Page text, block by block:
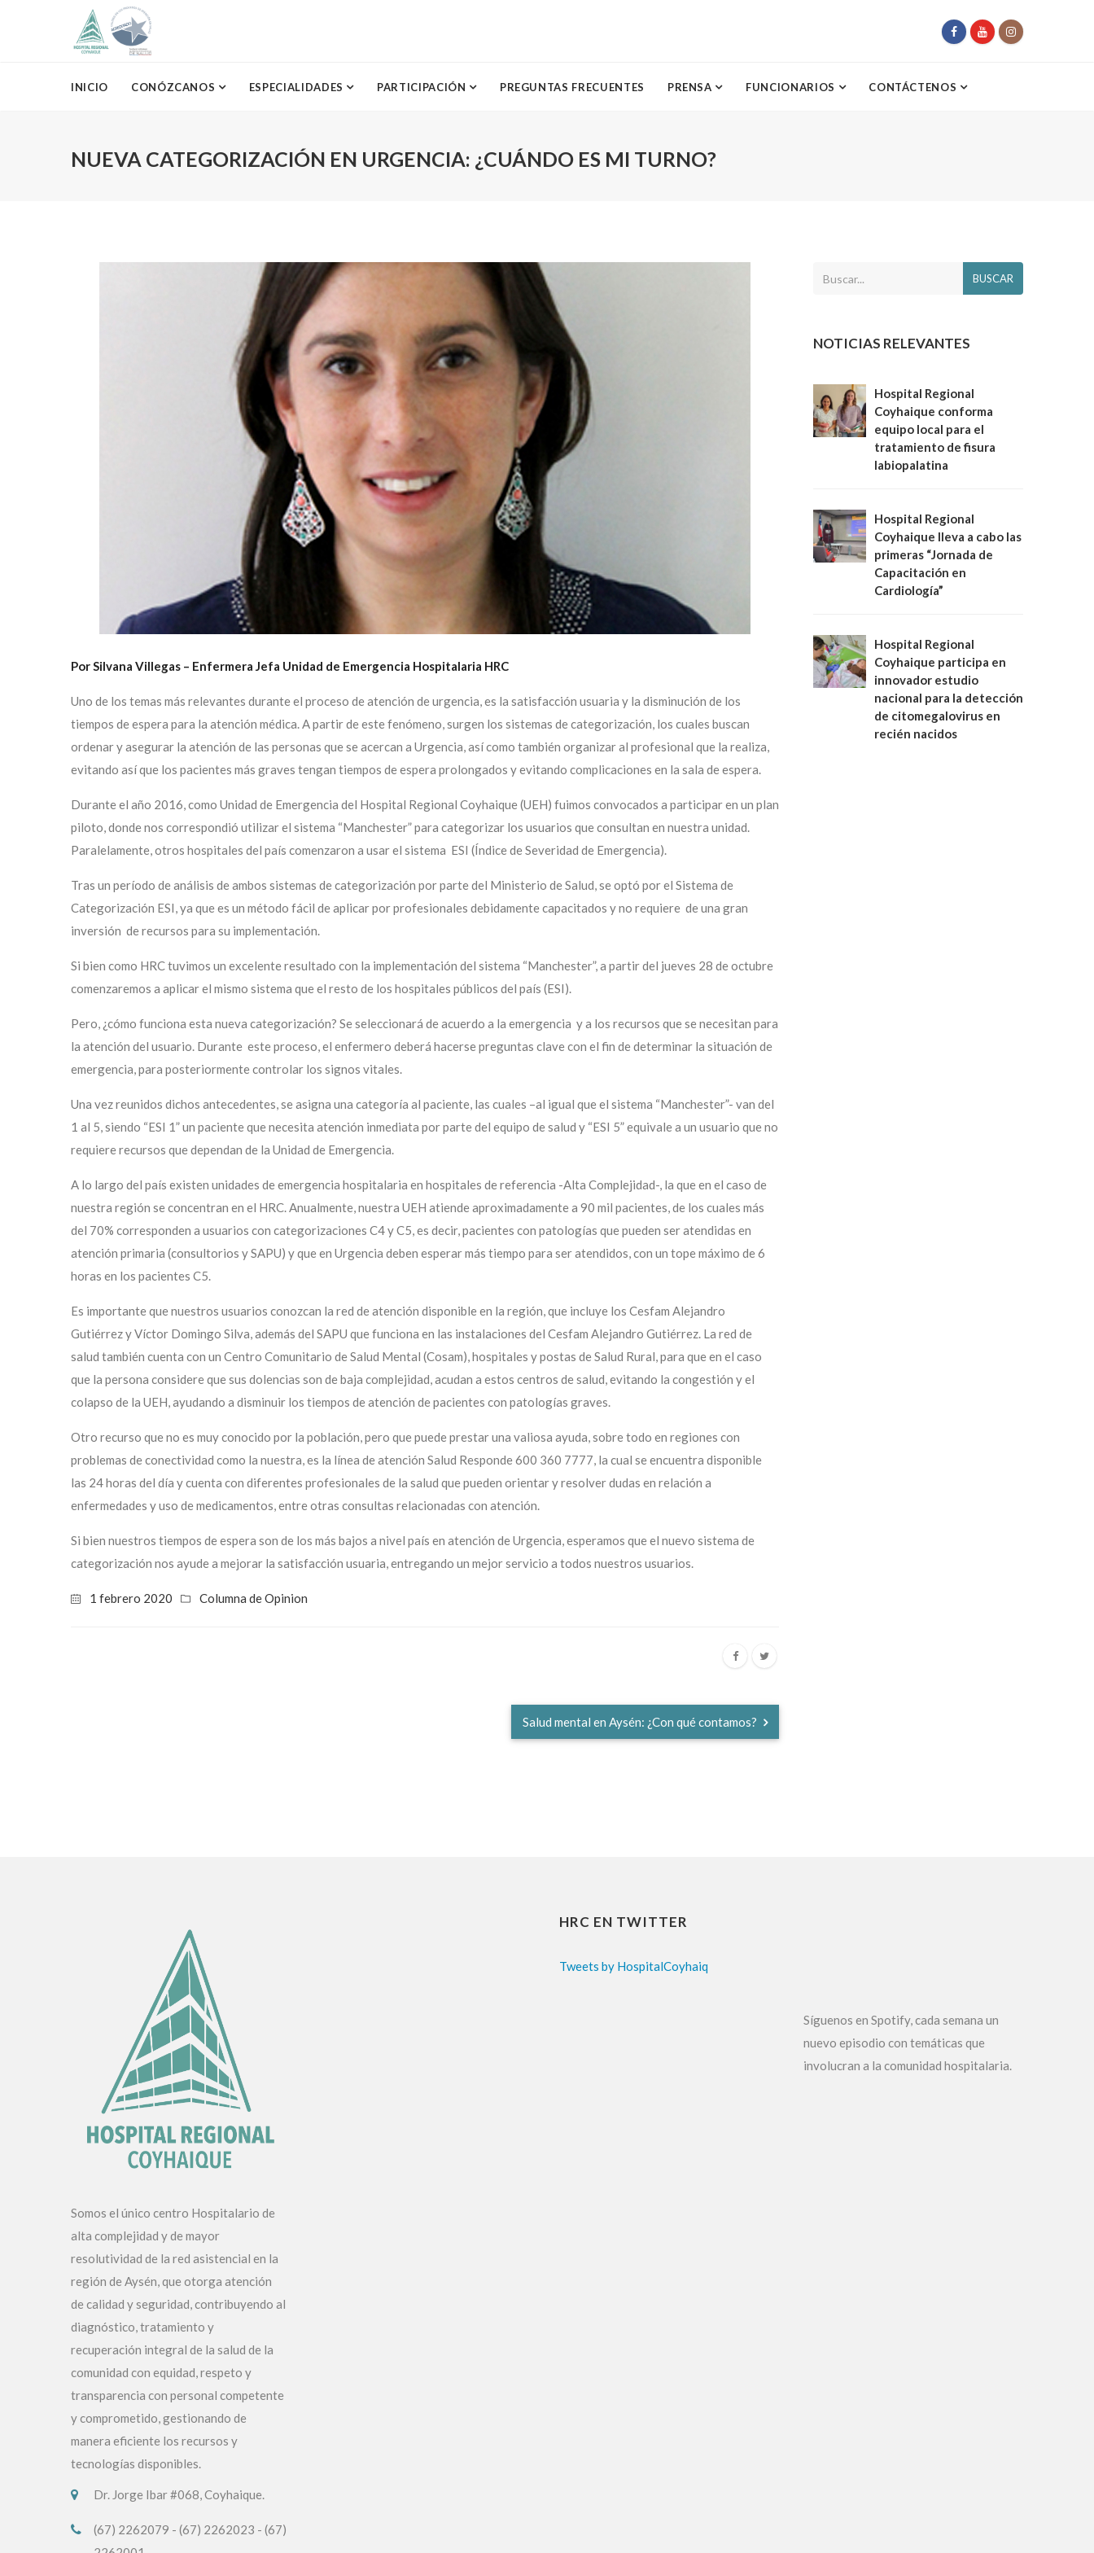
INICIO CONÓZCANOS ESPECIALIDADES PARTICIPACIÓN PREGUNTAS FRECUENTES PRENSA FUNCIONARIOS CONTÁCTENOS
NUEVA CATEGORIZACIÓN EN URGENCIA: ¿CUÁNDO ES MI TURNO?
Por Silvana Villegas – Enfermera Jefa Unidad de Emergencia Hospitalaria HRC
Uno de los temas más relevantes durante el proceso de atención de urgencia, es la satisfacción usuaria y la disminución de los
tiempos de espera para la atención médica. A partir de este fenómeno, surgen los sistemas de categorización, los cuales buscan
ordenar y asegurar la atención de las personas que se acercan a Urgencia, así como también organizar al profesional que la realiza,
evitando así que los pacientes más graves tengan tiempos de espera prolongados y evitando complicaciones en la sala de espera.
Durante el año 2016, como Unidad de Emergencia del Hospital Regional Coyhaique (UEH) fuimos convocados a participar en un plan
piloto, donde nos correspondió utilizar el sistema “Manchester” para categorizar los usuarios que consultan en nuestra unidad.
Paralelamente, otros hospitales del país comenzaron a usar el sistema ESI (Índice de Severidad de Emergencia).
Tras un período de análisis de ambos sistemas de categorización por parte del Ministerio de Salud, se optó por el Sistema de
Categorización ESI, ya que es un método fácil de aplicar por profesionales debidamente capacitados y no requiere de una gran
inversión de recursos para su implementación.
Si bien como HRC tuvimos un excelente resultado con la implementación del sistema “Manchester”, a partir del jueves 28 de octubre
comenzaremos a aplicar el mismo sistema que el resto de los hospitales públicos del país (ESI).
Pero, ¿cómo funciona esta nueva categorización? Se seleccionará de acuerdo a la emergencia y a los recursos que se necesitan para
la atención del usuario. Durante este proceso, el enfermero deberá hacerse preguntas clave con el fin de determinar la situación de
emergencia, para posteriormente controlar los signos vitales.
Una vez reunidos dichos antecedentes, se asigna una categoría al paciente, las cuales –al igual que el sistema “Manchester”- van del
1 al 5, siendo “ESI 1” un paciente que necesita atención inmediata por parte del equipo de salud y “ESI 5” equivale a un usuario que no
requiere recursos que dependan de la Unidad de Emergencia.
A lo largo del país existen unidades de emergencia hospitalaria en hospitales de referencia -Alta Complejidad-, la que en el caso de
nuestra región se concentran en el HRC. Anualmente, nuestra UEH atiende aproximadamente a 90 mil pacientes, de los cuales más
del 70% corresponden a usuarios con categorizaciones C4 y C5, es decir, pacientes con patologías que pueden ser atendidas en
atención primaria (consultorios y SAPU) y que en Urgencia deben esperar más tiempo para ser atendidos, con un tope máximo de 6
horas en los pacientes C5.
Es importante que nuestros usuarios conozcan la red de atención disponible en la región, que incluye los Cesfam Alejandro
Gutiérrez y Víctor Domingo Silva, además del SAPU que funciona en las instalaciones del Cesfam Alejandro Gutiérrez. La red de
salud también cuenta con un Centro Comunitario de Salud Mental (Cosam), hospitales y postas de Salud Rural, para que en el caso
que la persona considere que sus dolencias son de baja complejidad, acudan a estos centros de salud, evitando la congestión y el
colapso de la UEH, ayudando a disminuir los tiempos de atención de pacientes con patologías graves.
Otro recurso que no es muy conocido por la población, pero que puede prestar una valiosa ayuda, sobre todo en regiones con
problemas de conectividad como la nuestra, es la línea de atención Salud Responde 600 360 7777, la cual se encuentra disponible
las 24 horas del día y cuenta con diferentes profesionales de la salud que pueden orientar y resolver dudas en relación a
enfermedades y uso de medicamentos, entre otras consultas relacionadas con atención.
Si bien nuestros tiempos de espera son de los más bajos a nivel país en atención de Urgencia, esperamos que el nuevo sistema de
categorización nos ayude a mejorar la satisfacción usuaria, entregando un mejor servicio a todos nuestros usuarios.
1 febrero 2020 Columna de Opinion
Salud mental en Aysén: ¿Con qué contamos?
BUSCAR
NOTICIAS RELEVANTES
Hospital Regional
Coyhaique conforma
equipo local para el
tratamiento de fisura
labiopalatina
Hospital Regional
Coyhaique lleva a cabo las
primeras “Jornada de
Capacitación en
Cardiología”
Hospital Regional
Coyhaique participa en
innovador estudio
nacional para la detección
de citomegalovirus en
recién nacidos
Somos el único centro Hospitalario de
alta complejidad y de mayor
resolutividad de la red asistencial en la
región de Aysén, que otorga atención
de calidad y seguridad, contribuyendo al
diagnóstico, tratamiento y
recuperación integral de la salud de la
comunidad con equidad, respeto y
transparencia con personal competente
y comprometido, gestionando de
manera eficiente los recursos y
tecnologías disponibles.
Dr. Jorge Ibar #068, Coyhaique.
(67) 2262079 - (67) 2262023 - (67)
HRC EN TWITTER
Tweets by HospitalCoyhaiq
Síguenos en Spotify, cada semana un
nuevo episodio con temáticas que
involucran a la comunidad hospitalaria.